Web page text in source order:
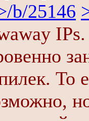
b/25146
IPs.
То